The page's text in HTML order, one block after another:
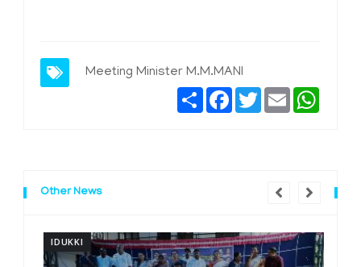
Meeting Minister M.M.MANI
ShareFacebook
TwitterEmail
Other News
IDUKKI